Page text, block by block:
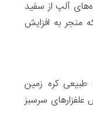
آلپ از سفید
به افزایش
کره زمین
سرسبز